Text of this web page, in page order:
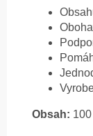
Obsah: 100